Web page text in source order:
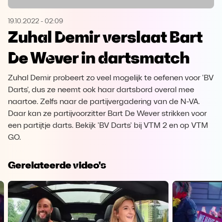
Microsoft Edge Download
Opera Download
19.10.2022 - 02:09
Zuhal Demir verslaat Bart
De Wever in dartsmatch
Zuhal Demir probeert zo veel mogelijk te oefenen voor 'BV
Darts', dus ze neemt ook haar dartsbord overal mee
naartoe. Zelfs naar de partijvergadering van de N-VA.
Daar kan ze partijvoorzitter Bart De Wever strikken voor
een partijtje darts. Bekijk 'BV Darts' bij VTM 2 en op VTM
GO.
Gerelateerde video's